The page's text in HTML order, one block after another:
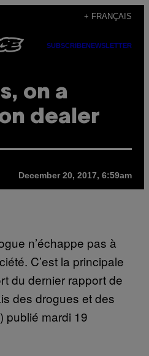
+ FRANÇAIS
SUBSCRIBENEWSLETTER
on a
dealer
December 20, 2017, 6:59am
n’échappe pas à
C’est la principale
du dernier rapport de
des drogues et des
publié mardi 19